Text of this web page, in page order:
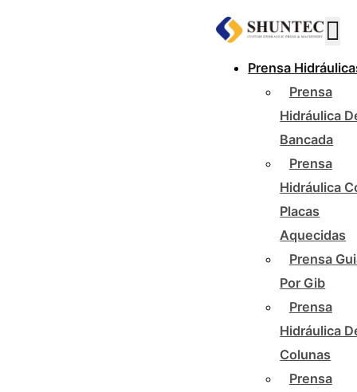
Prensa
Prensa
Hidráulica
Bancada
Prensa
Hidráulica
Placas
Aquecidas
Prensa
Por Gib
Prensa
Hidráulica
Colunas
Prensa